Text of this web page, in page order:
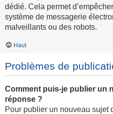
dédié. Cela permet
système de messagerie
malveillants ou des robots.
Haut
Problèmes de
Comment puis-je publier un
réponse ?
Pour publier un nouveau sujet